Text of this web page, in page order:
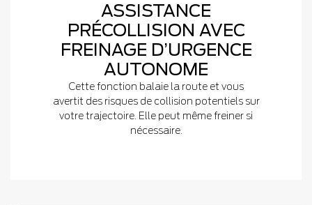
ASSISTANCE
PRÉCOLLISION AVEC
FREINAGE D’URGENCE
AUTONOME
Cette fonction balaie la route et vous
avertit des risques de collision potentiels sur
votre trajectoire. Elle peut même freiner si
nécessaire.